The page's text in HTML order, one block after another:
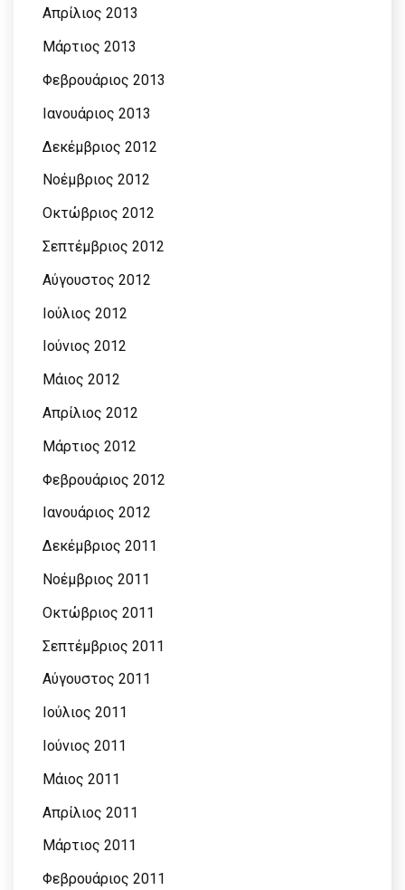
Απρίλιος 2013
Μάρτιος 2013
Φεβρουάριος 2013
Ιανουάριος 2013
Δεκέμβριος 2012
Νοέμβριος 2012
Οκτώβριος 2012
Σεπτέμβριος 2012
Αύγουστος 2012
Ιούλιος 2012
Ιούνιος 2012
Μάιος 2012
Απρίλιος 2012
Μάρτιος 2012
Φεβρουάριος 2012
Ιανουάριος 2012
Δεκέμβριος 2011
Νοέμβριος 2011
Οκτώβριος 2011
Σεπτέμβριος 2011
Αύγουστος 2011
Ιούλιος 2011
Ιούνιος 2011
Μάιος 2011
Απρίλιος 2011
Μάρτιος 2011
Φεβρουάριος 2011